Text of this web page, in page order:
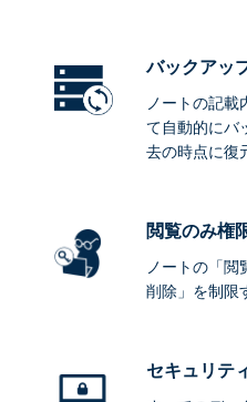
バックアッ
ノートの記載
て自動的にバ
去の時点に復
閲覧のみ権
ノートの「閲
削除」を制限
セキュリテ